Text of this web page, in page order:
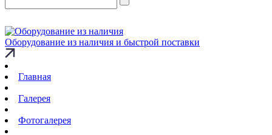
Оборудование из наличия и быстрой поставки
Главная
Галерея
Фотогалерея